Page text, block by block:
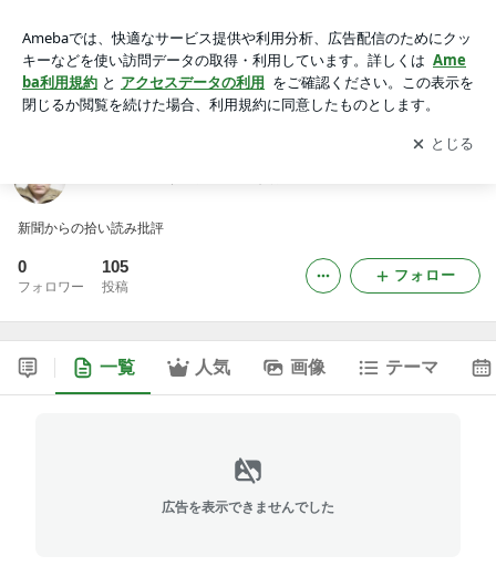
アプリをダウンロードして ブログの更新通知
を受け取りまし
ょう。
開く
新聞からの拾い読み批評
0
フォロワー
105
投稿
フォロー
一覧 人気 画像 テーマ
広告を表示できませんでした